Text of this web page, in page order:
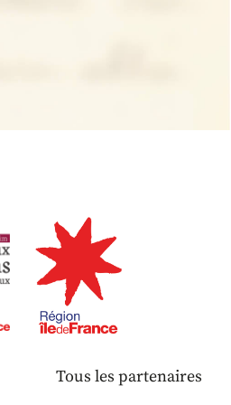
Tous les partenaires